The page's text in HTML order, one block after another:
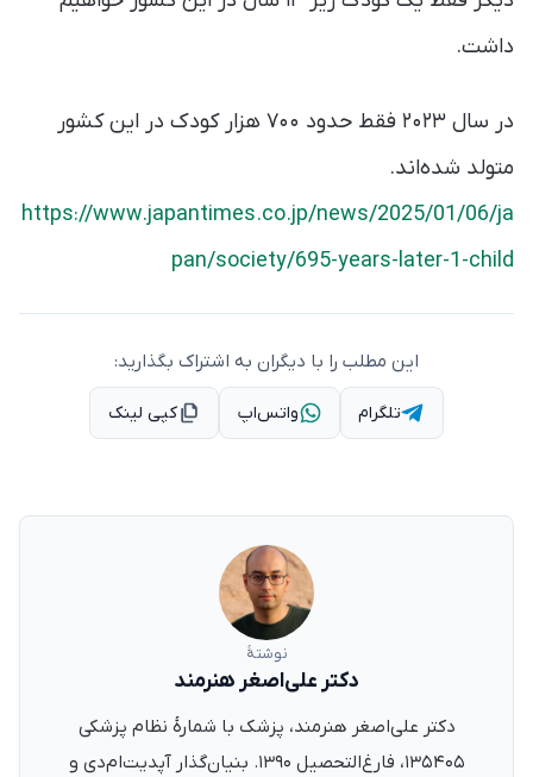
داشت.
در سال ۲۰۲۳ فقط حدود ۷۰۰ هزار کودک در این کشور
متولد شده‌اند.
https://www.japantimes.co.jp/news/2025/01/06/ja
pan/society/695-years-later-1-child
این مطلب را با دیگران به اشتراک بگذارید:
تلگرام واتس‌اپ کپی لینک
نوشتهٔ
دکتر علی‌اصغر هنرمند
دکتر علی‌اصغر هنرمند، پزشک با شمارهٔ نظام پزشکی
۱۳۵۴۰۵، فارغ‌التحصیل ۱۳۹۰. بنیان‌گذار آپدیت‌ام‌دی و